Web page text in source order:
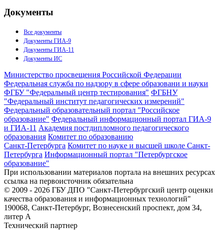
Документы
Все документы
Документы ГИА-9
Документы ГИА-11
Документы ИС
Министерство просвещения Российской Федерации
Федеральная служба по надзору в сфере образовани и науки
ФГБУ "Федеральный центр тестирования" ФГБНУ
"Федеральный институт педагогических измерений"
Федеральный образовательный портал "Российское
образование" Федеральный информационный портал ГИА-9
и ГИА-11 Академия постдипломного педагогического
образования Комитет по образованию
Санкт-Петербурга Комитет по науке и высшей школе Санкт-
Петербурга Информационный портал "Петербургское
образование"
При использовании материалов портала на внешних ресурсах
ссылка на первоисточник обязательна
© 2009 - 2026 ГБУ ДПО "Санкт-Петербургский центр оценки
качества образования и информационных технологий"
190068, Санкт-Петербург, Вознесенский проспект, дом 34,
литер А
Технический партнер